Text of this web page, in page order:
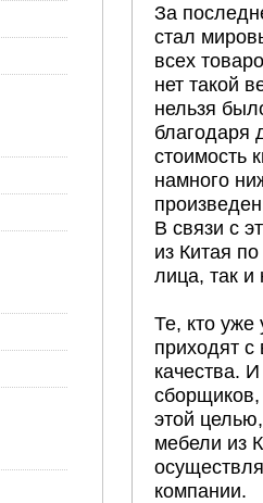
За
стал
всех
нет такой
нельзя
благодаря
стоимость
намного
В связи с
из Китая
лица, так и
Те, кто уже
приходят
качества.
этой
мебели из
компании.